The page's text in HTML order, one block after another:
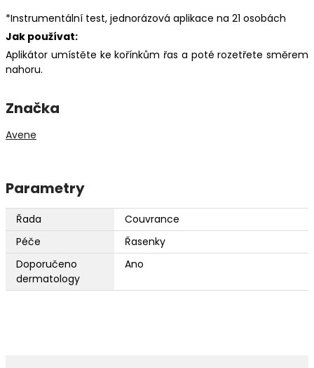
*Instrumentální test, jednorázová aplikace na 21 osobách
Jak používat:
Aplikátor umístěte ke kořínkům řas a poté rozetřete směrem
nahoru.
Značka
Avene
Parametry
Řada
Couvrance
Péče
Řasenky
Doporučeno
dermatology
Ano